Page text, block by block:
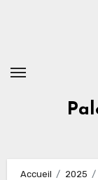
Accueil 2025